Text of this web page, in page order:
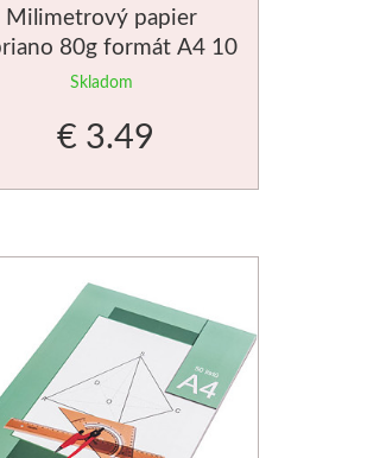
Milimetrový papier
80g formát A4 10
listov
Skladom
€ 3.49